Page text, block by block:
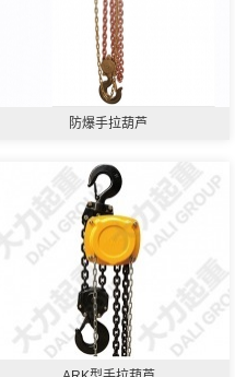
防爆手拉葫芦